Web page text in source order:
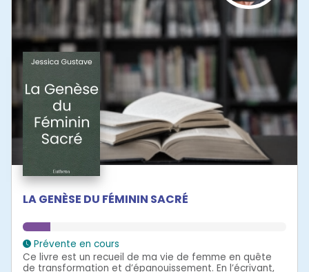
LA GENÈSE DU FÉMININ SACRÉ
Prévente en cours
Ce livre est un recueil de ma vie de femme en quête
de transformation et d’épanouissement. En l’écrivant,